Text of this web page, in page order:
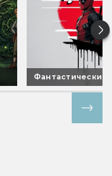
Фантастические